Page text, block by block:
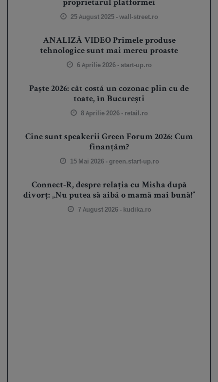
proprietarul platformei
25 August 2025 -wall-street.ro
ANALIZĂ VIDEO Primele produse
tehnologice sunt mai mereu proaste
6 Aprilie 2026 - start-up.ro
Paște 2026: cât costă un cozonac plin cu de
toate, în București
8 Aprilie 2026 - retail.ro
Cine sunt speakerii Green Forum 2026: Cum
finanțăm?
15 Mai 2026 - green.start-up.ro
Connect-R, despre relația cu Misha după
divorț: „Nu putea să aibă o mamă mai bună!”
7 August 2026 - kudika.ro